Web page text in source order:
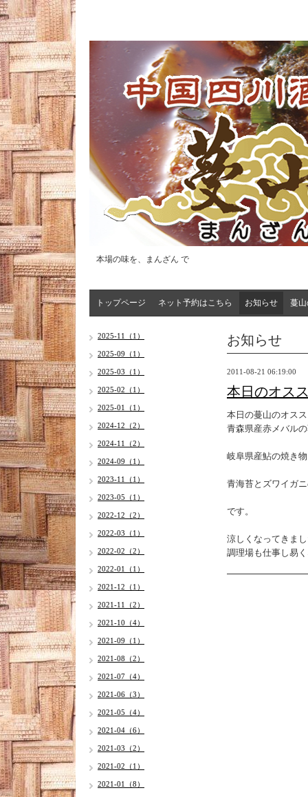
本場の味を、まんざん で
トップページ ネット予約はこちら お知らせ 蔓
お知らせ
2011-08-21 06:19:00
本日のオス
本日の蔓山のオス
青森県産赤メバル
岐阜県産鮎の焼き
青海苔とズワイガ
です。
涼しくなってきま
調理場も仕事し易
2025-11（1）
2025-09（1）
2025-03（1）
2025-02（1）
2025-01（1）
2024-12（2）
2024-11（2）
2024-09（1）
2023-11（1）
2023-05（1）
2022-12（2）
2022-03（1）
2022-02（2）
2022-01（1）
2021-12（1）
2021-11（2）
2021-10（4）
2021-09（1）
2021-08（2）
2021-07（4）
2021-06（3）
2021-05（4）
2021-04（6）
2021-03（2）
2021-02（1）
2021-01（8）